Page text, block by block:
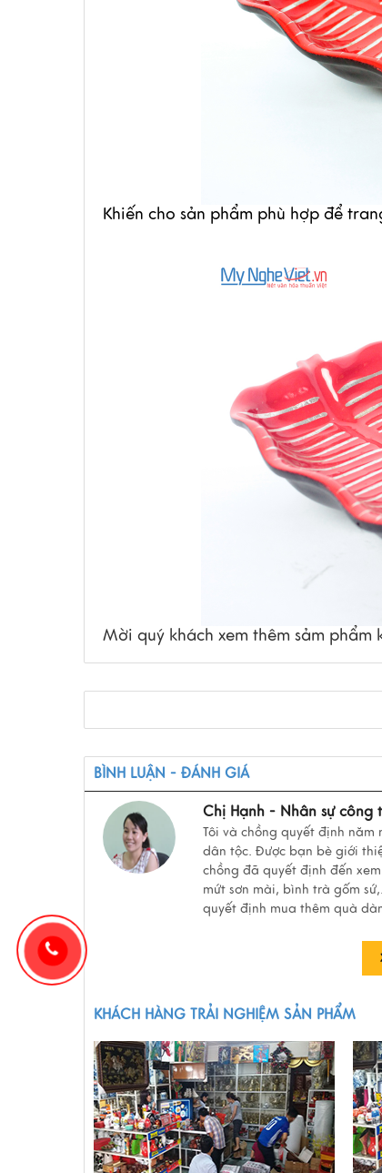
Khiến cho sản phẩm phù hợp để
Mời quý khách xem thêm sảm phẩm
BÌNH LUẬN - ĐÁNH GIÁ
Chị Hạnh - Nhân sự công
Tôi và chồng quyết định
dân tộc. Được bạn bè giới
chồng đã quyết định đến
mứt sơn mài, bình trà gốm
quyết định mua thêm quà
KHÁCH HÀNG TRẢI NGHIỆM SẢN PHẨM